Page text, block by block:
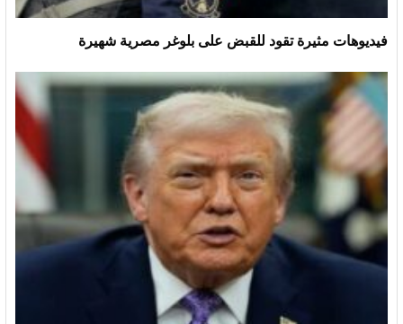
فيديوهات مثيرة تقود للقبض على بلوغر مصرية شهيرة